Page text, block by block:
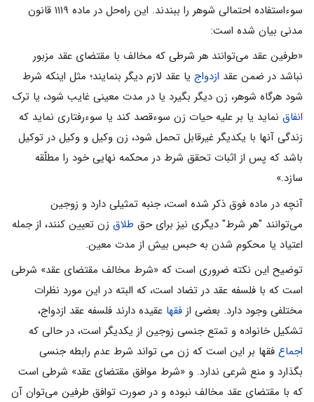
سوءاستفاده احتمالی شوهر را ببندند. این راه‌حل در ماده ۱۱۱۹ قانون
مدنی بیان شده است:
«طرفین عقد می‌توانند هر شرطی که مخالف با مقتضای عقد مزبور
نباشد در ضمن عقد ازدواج یا عقد لازم دیگر بنمایند؛ مثل اینکه شرط
شود هرگاه شوهر، زن دیگر بگیرد یا در مدت معینی غایب شود، یا ترک
انفاق نماید یا بر علیه حیات زن سوءقصد کند یا سوءرفتاری نماید که
زندگی آنها با یکدیگر غیرقابل تحمل شود، زن وکیل و وکیل در توکیل
باشد که پس از اثبات تحقق شرط در محکمه نهایی خود را مطلّقه
سازد.»
آنچه در ماده فوق ذکر شده است، جنبه تمثیلی دارد و زوجین
می‌توانند "هر شرط" دیگری نیز برای حق طلاق زن تعیین کنند، از جمله
اعتیاد یا محکوم شدن به حبس بیش از مدت معین.
توضیح این نکته ضروری است که «شرط مخالف مقتضای عقد» شرطی
است که با فلسفه عقد در تضاد است، که البته در این مورد نظرات
مختلفی وجود دارد. بعضی از فقها عقیده دارند فلسفه عقد ازدواج،
تشکیل خانواده و تمتع جنسی زوجین از یکدیگر است، در حالی که
اجماع فقها بر این است که زن می تواند شرط عدم رابطه جنسی
بگذارد و منع شرعی ندارد. و «شرط موافق مقتضای عقد» شرطی است
که با مقتضای عقد مخالف نبوده و در صورت توافق طرفین می‌توان آن